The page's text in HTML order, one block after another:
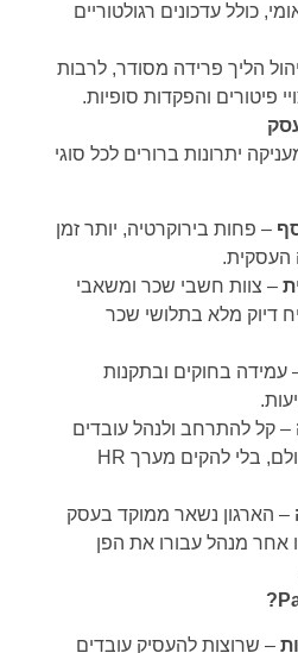
כולל עדכונים רגולטוריים
הליך פרידה מסודר, לרבות
פיטורים והפקדות סופיות.
יתרונות ברורים לכל סוגי
– פחות בירוקרטיה, יותר זמן
– צוות חשבי שכר ומשאבי
דיוק מלא בתלושי שכר
עמידה בחוקים ובתקנות
– קל להתרחב ולנהל עובדים
חדשים בארץ ובעולם, בלי להקים מערך HR
– הארגון נשאר ממוקד בעסק
אחר מנהל עבורו את הפן
– שרוצות להעסיק עובדים